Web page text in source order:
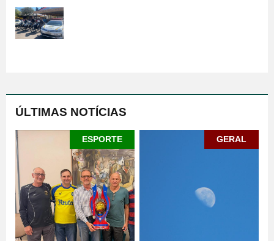
ÚLTIMAS NOTÍCIAS
ESPORTE GERAL